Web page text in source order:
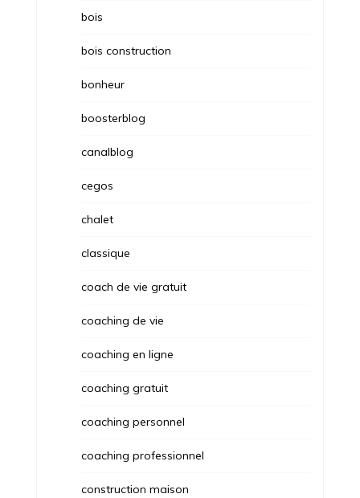
bois
bois construction
bonheur
boosterblog
canalblog
cegos
chalet
classique
coach de vie gratuit
coaching de vie
coaching en ligne
coaching gratuit
coaching personnel
coaching professionnel
construction maison